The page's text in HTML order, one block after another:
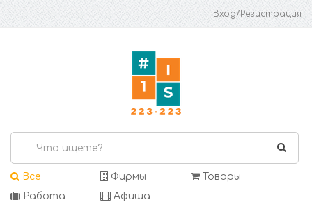
Вход/Регистрация
Все Фирмы
Товары
Работа
Афиша